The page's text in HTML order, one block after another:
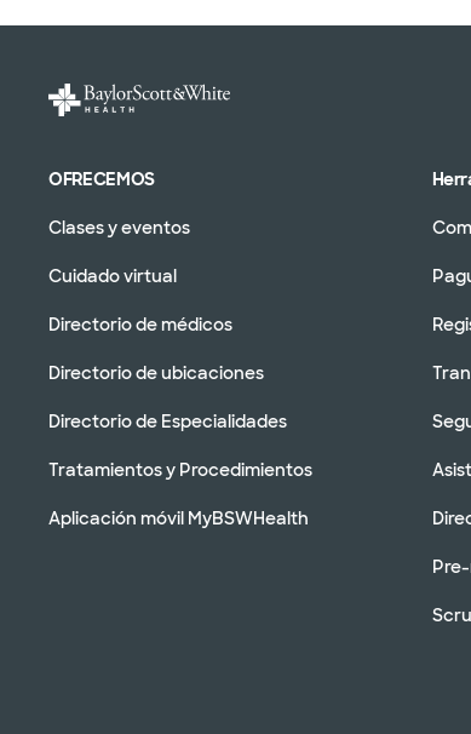
OFRECEMOS
Clases y eventos
Cuidado virtual
Directorio de médicos
Directorio de ubicaciones
Directorio de Especialidades
Tratamientos y Procedimientos
Aplicación móvil MyBSWHealth